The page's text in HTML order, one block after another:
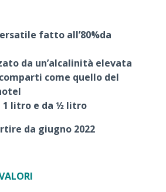
fatto all’80%da
da un’alcalinità elevata
come quello del
litro e da 1⁄2 litro
da giugno 2022